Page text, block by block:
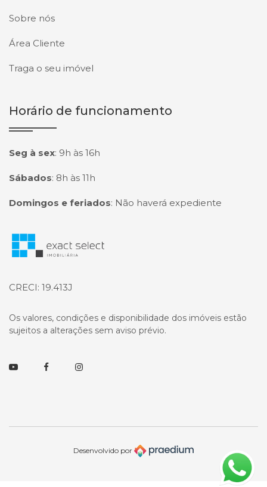
Sobre nós
Área Cliente
Traga o seu imóvel
Horário de funcionamento
Seg à sex: 9h às 16h
Sábados: 8h às 11h
Domingos e feriados: Não haverá expediente
Página inicial
CRECI: 19.413J
Os valores, condições e disponibilidade dos imóveis estão
sujeitos a alterações sem aviso prévio.
YoutubeFacebookInstagram
Desenvolvido por